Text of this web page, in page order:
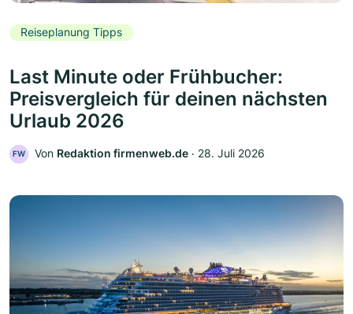
Reiseplanung Tipps
Last Minute oder Frühbucher:
Preisvergleich für deinen nächsten
Urlaub 2026
FW Von Redaktion firmenweb.de ‧ 28. Juli 2026